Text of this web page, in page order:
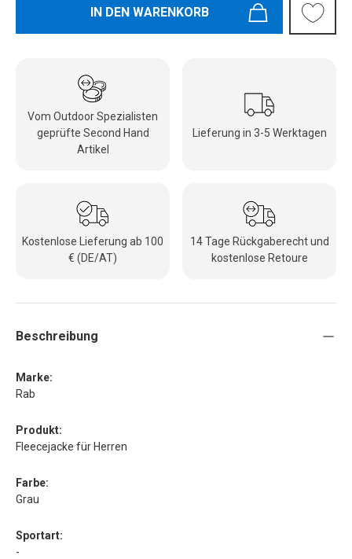
IN DEN WARENKORB
Vom Outdoor Spezialisten
geprüfte Second Hand
Artikel
Lieferung in 3-5 Werktagen
Kostenlose Lieferung ab 100
€ (DE/AT)
14 Tage Rückgaberecht und
kostenlose Retoure
Beschreibung
Marke:
Rab
Produkt:
Fleecejacke für Herren
Farbe:
Grau
Sportart:
-